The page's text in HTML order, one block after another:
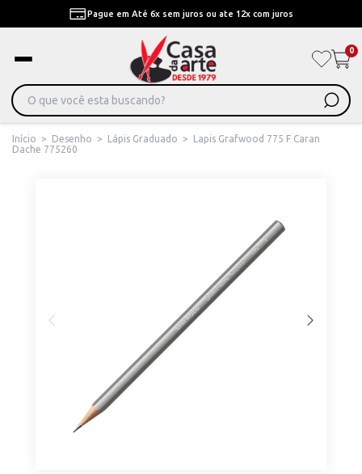
Pague em Até 6x sem juros ou ate 12x com juros
0
Início > Desenho > Lápis Graduado >
Lapis Grafwood 775 F Caran
Dache 775260